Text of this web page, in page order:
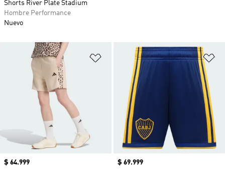
Añadir a la lista de deseos
Precio
$ 64.999
Precio
$ 69.999
Shorts River Plate Stadium
Hombre Performance
Nuevo